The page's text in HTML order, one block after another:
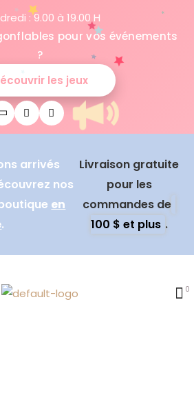
: 9.00 à 19.00 H
pour vos événements
?
les jeux
arrivés
nos
en
.
Livraison gratuite
pour les
commandes de
100 $ et plus .
0